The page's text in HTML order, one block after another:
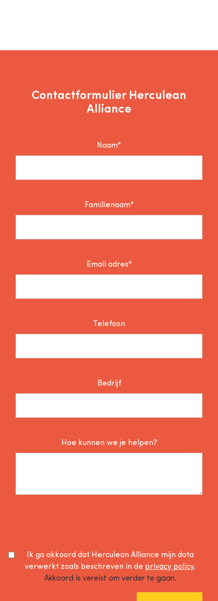
Contactformulier Herculean
Alliance
Naam*
Familienaam*
Email adres*
Telefoon
Bedrijf
Hoe kunnen we je helpen?
Ik ga akkoord dat Herculean Alliance mijn data
verwerkt zoals beschreven in de privacy policy.
Akkoord is vereist om verder te gaan.